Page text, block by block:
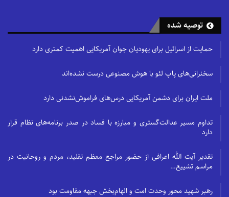
توصیه شده
حمایت از اسرائیل برای یهودیان جوان آمریکایی اهمیت کمتری دارد
سخنرانی‌های پاپ لئو با هوش مصنوعی درست نشده‌اند
ملت ایران برای دشمن آمریکایی درس‌های فراموش‌نشدنی دارد
تداوم مسیر عدالت‌گستری و مبارزه با فساد در صدر برنامه‌های نظام قرار
دارد
تقدیر آیت الله اعرافی از حضور مراجع معظم تقلید، مردم و روحانیت در
مراسم تشییع…
رهبر شهید محور وحدت امت و الهام‌بخش جبهه مقاومت بود